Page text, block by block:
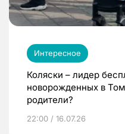
Интересное
Коляски – лидер
новорожденных в
родители?
22:00 / 16.07.26